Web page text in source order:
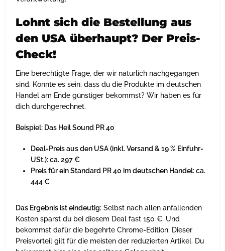
Lohnt sich die Bestellung aus
den USA überhaupt? Der Preis-
Check!
Eine berechtigte Frage, der wir natürlich nachgegangen
sind. Könnte es sein, dass du die Produkte im deutschen
Handel am Ende günstiger bekommst? Wir haben es für
dich durchgerechnet.
Beispiel: Das Heil Sound PR 40
Deal-Preis aus den USA (inkl. Versand & 19 % Einfuhr-
USt.): ca. 297 €
Preis für ein Standard PR 40 im deutschen Handel: ca.
444 €
Das Ergebnis ist eindeutig: Selbst nach allen anfallenden
Kosten sparst du bei diesem Deal fast 150 €. Und
bekommst dafür die begehrte Chrome-Edition. Dieser
Preisvorteil gilt für die meisten der reduzierten Artikel. Du